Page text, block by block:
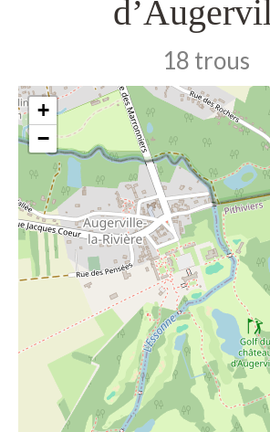
18 trous
+
−